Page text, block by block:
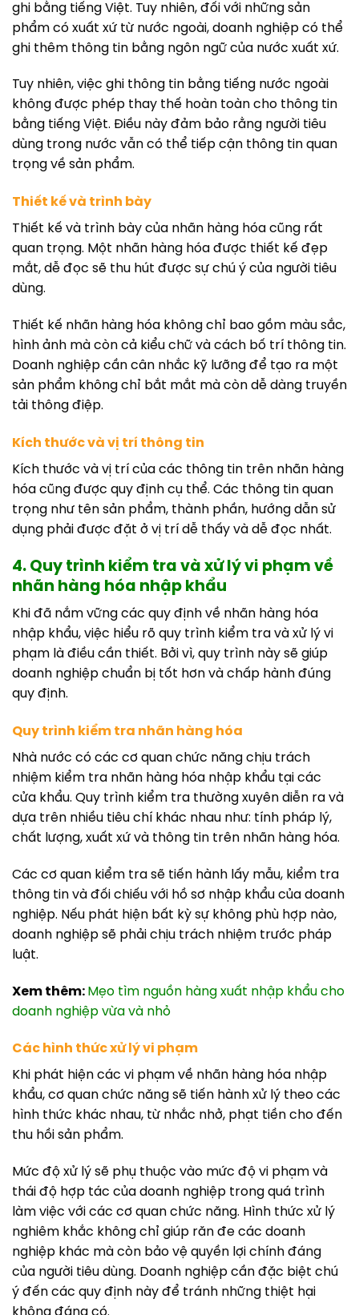
ghi bằng tiếng Việt. Tuy nhiên, đối với những sản
phẩm có xuất xứ từ nước ngoài, doanh nghiệp có thể
ghi thêm thông tin bằng ngôn ngữ của nước xuất xứ.
Tuy nhiên, việc ghi thông tin bằng tiếng nước ngoài
không được phép thay thế hoàn toàn cho thông tin
bằng tiếng Việt. Điều này đảm bảo rằng người tiêu
dùng trong nước vẫn có thể tiếp cận thông tin quan
trọng về sản phẩm.
Thiết kế và trình bày
Thiết kế và trình bày của nhãn hàng hóa cũng rất
quan trọng. Một nhãn hàng hóa được thiết kế đẹp
mắt, dễ đọc sẽ thu hút được sự chú ý của người tiêu
dùng.
Thiết kế nhãn hàng hóa không chỉ bao gồm màu sắc,
hình ảnh mà còn cả kiểu chữ và cách bố trí thông tin.
Doanh nghiệp cần cân nhắc kỹ lưỡng để tạo ra một
sản phẩm không chỉ bắt mắt mà còn dễ dàng truyền
tải thông điệp.
Kích thước và vị trí thông tin
Kích thước và vị trí của các thông tin trên nhãn hàng
hóa cũng được quy định cụ thể. Các thông tin quan
trọng như tên sản phẩm, thành phần, hướng dẫn sử
dụng phải được đặt ở vị trí dễ thấy và dễ đọc nhất.
4. Quy trình kiểm tra và xử lý vi phạm về
nhãn hàng hóa nhập khẩu
Khi đã nắm vững các quy định về nhãn hàng hóa
nhập khẩu, việc hiểu rõ quy trình kiểm tra và xử lý vi
phạm là điều cần thiết. Bởi vì, quy trình này sẽ giúp
doanh nghiệp chuẩn bị tốt hơn và chấp hành đúng
quy định.
Quy trình kiểm tra nhãn hàng hóa
Nhà nước có các cơ quan chức năng chịu trách
nhiệm kiểm tra nhãn hàng hóa nhập khẩu tại các
cửa khẩu. Quy trình kiểm tra thường xuyên diễn ra và
dựa trên nhiều tiêu chí khác nhau như: tính pháp lý,
chất lượng, xuất xứ và thông tin trên nhãn hàng hóa.
Các cơ quan kiểm tra sẽ tiến hành lấy mẫu, kiểm tra
thông tin và đối chiếu với hồ sơ nhập khẩu của doanh
nghiệp. Nếu phát hiện bất kỳ sự không phù hợp nào,
doanh nghiệp sẽ phải chịu trách nhiệm trước pháp
luật.
Xem thêm: Mẹo tìm nguồn hàng xuất nhập khẩu cho
doanh nghiệp vừa và nhỏ
Các hình thức xử lý vi phạm
Khi phát hiện các vi phạm về nhãn hàng hóa nhập
khẩu, cơ quan chức năng sẽ tiến hành xử lý theo các
hình thức khác nhau, từ nhắc nhở, phạt tiền cho đến
thu hồi sản phẩm.
Mức độ xử lý sẽ phụ thuộc vào mức độ vi phạm và
thái độ hợp tác của doanh nghiệp trong quá trình
làm việc với các cơ quan chức năng. Hình thức xử lý
nghiêm khắc không chỉ giúp răn đe các doanh
nghiệp khác mà còn bảo vệ quyền lợi chính đáng
của người tiêu dùng. Doanh nghiệp cần đặc biệt chú
ý đến các quy định này để tránh những thiệt hại